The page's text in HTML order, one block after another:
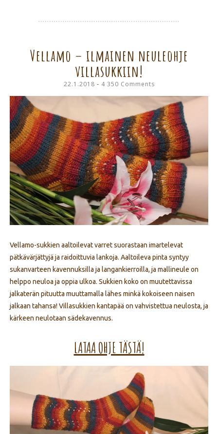
Vellamo – ilmainen neuleohje
villasukkiin!
22.1.2018 4 350 Comments
Vellamo-sukkien aaltoilevat varret suorastaan imartelevat
pätkävärjättyjä ja raidoittuvia lankoja. Aaltoileva pinta syntyy
sukanvarteen kavennuksilla ja langankierroilla, ja mallineule on
helppo neuloa ja oppia ulkoa. Sukkien koko on muutettavissa
jalkaterän pituutta muuttamalla lähes minkä kokoiseen naisen
jalkaan tahansa! Villasukkien kantapää on vahvistettua neulosta, ja
kärkeen neulotaan sädekavennus.
LATAA OHJE TÄSTÄ!